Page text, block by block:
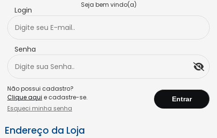
Seja bem vindo(a)
Login
Senha
Não possui cadastro?
Clique aqui e cadastre-se.
Esqueci minha senha
Endereço da Loja